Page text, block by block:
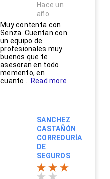
Hace un
año
Muy contenta con
Senza. Cuentan con
un equipo de
profesionales muy
buenos que te
asesoran en todo
memento, en
cuanto...
Read more
SANCHEZ
CASTAÑÓN
CORREDURÍA
DE
SEGUROS